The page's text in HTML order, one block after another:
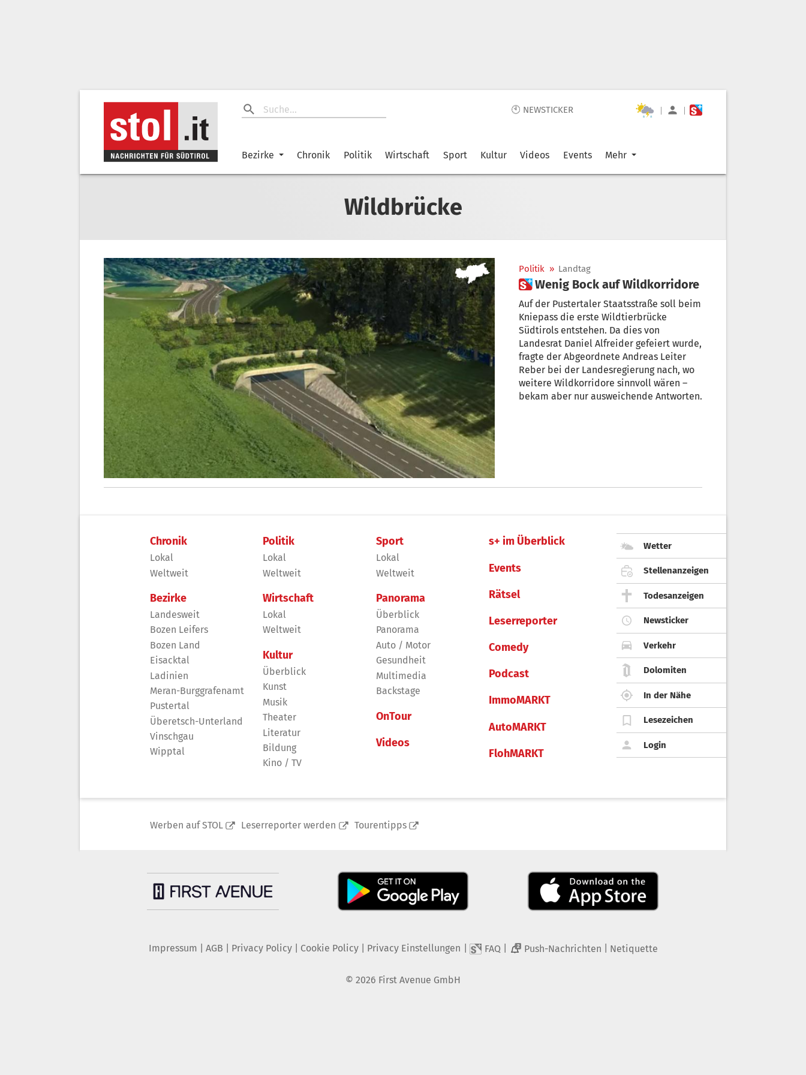
🕙 NEWSTICKER | |
Bezirke Chronik Politik Wirtschaft Sport Kultur Videos Events Mehr
Wildbrücke
Politik » Landtag
 Wenig Bock auf Wildkorridore
Auf der Pustertaler Staatsstraße soll beim
Kniepass die erste Wildtierbrücke
Südtirols entstehen. Da dies von
Landesrat Daniel Alfreider gefeiert wurde,
fragte der Abgeordnete Andreas Leiter
Reber bei der Landesregierung nach, wo
weitere Wildkorridore sinnvoll wären –
bekam aber nur ausweichende Antworten.
Chronik
Lokal
Weltweit
Bezirke
Landesweit
Bozen Leifers
Bozen Land
Eisacktal
Ladinien
Meran-Burggrafenamt
Pustertal
Überetsch-Unterland
Vinschgau
Wipptal
Politik
Lokal
Weltweit
Wirtschaft
Lokal
Weltweit
Kultur
Überblick
Kunst
Musik
Theater
Literatur
Bildung
Kino / TV
Sport
Lokal
Weltweit
Panorama
Überblick
Panorama
Auto / Motor
Gesundheit
Multimedia
Backstage
OnTour
Videos
s+ im Überblick
Events
Rätsel
Leserreporter
Comedy
Podcast
ImmoMARKT
AutoMARKT
FlohMARKT
Wetter
Stellenanzeigen
Todesanzeigen
Newsticker
Verkehr
Dolomiten
In der Nähe
Lesezeichen
Login
Werben auf STOL Leserreporter werden Tourentipps
Impressum AGB Privacy Policy| Cookie Policy| Privacy Einstellungen FAQ 2 Push-Nachrichten Netiquette
© 2026 First Avenue GmbH